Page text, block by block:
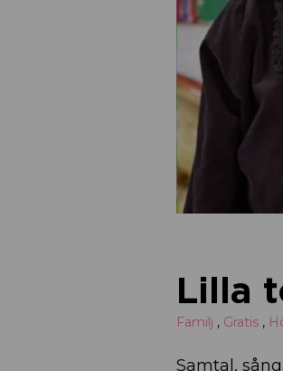
Lilla
Familj , Gratis ,
Samtal,